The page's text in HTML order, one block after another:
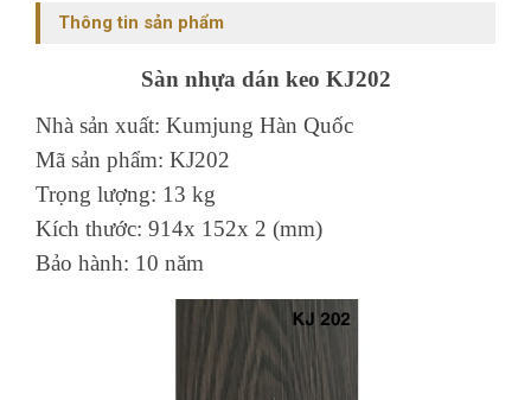
Thông tin sản phẩm
Sàn nhựa dán keo KJ202
Nhà sản xuất: Kumjung Hàn Quốc
Mã sản phẩm: KJ202
Trọng lượng: 13 kg
Kích thước: 914x 152x 2 (mm)
Bảo hành: 10 năm